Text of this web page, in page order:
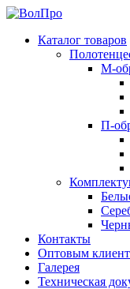
Каталог товаров
М-
П-
Контакты
Оптовым
Галерея
Техническая